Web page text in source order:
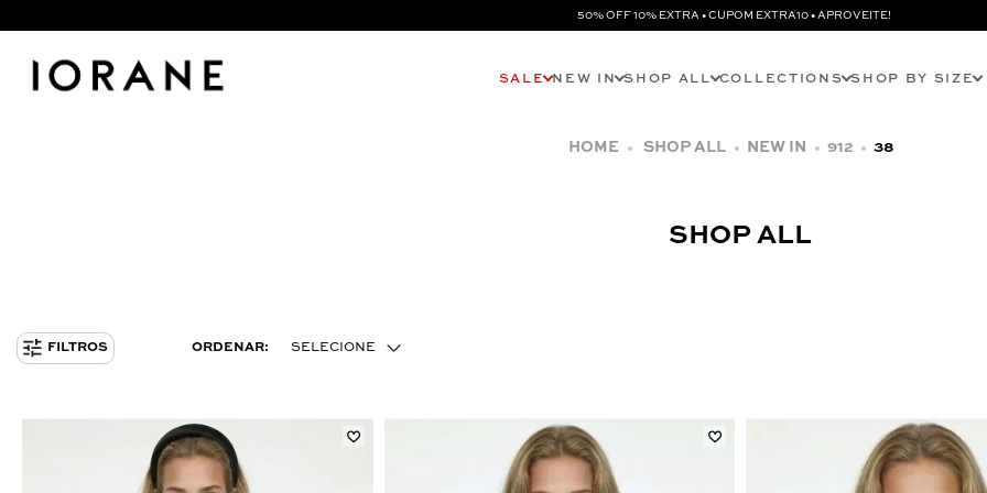
50% OFF 10% EXTRA • CUPOM EXTRA10 • APROVEITE!
SALE NEW IN SHOP ALL COLLECTIONS SHOP BY SIZE
SHOP ALL NEW IN 912 38
SHOP ALL
FILTROS ORDENAR: SELECIONE
MAIS VENDIDOS